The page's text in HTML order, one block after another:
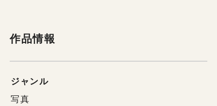
作品情報
ジャンル
写真